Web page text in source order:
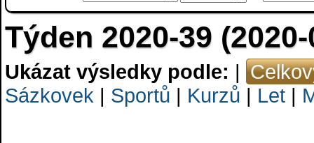
Týden 2020-39
Ukázat výsledky podle: |
Sázkovek | Sportů | Kurzů | Let |